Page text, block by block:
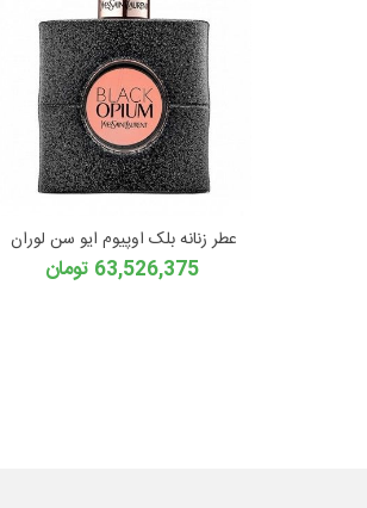
عطر زنانه بلک اوپیوم ایو سن لوران
63,526,375 تومان